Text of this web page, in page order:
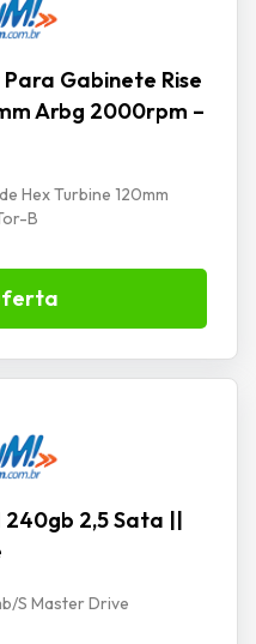
Gabinete Rise
Arbg 2000rpm –
Hex Turbine 120mm
B
2,5 Sata ||
S Master Drive